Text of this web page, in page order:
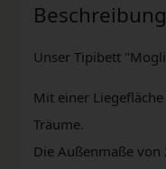
Beschreibung
Unser Tipibett
Mit einer
Träume.
Die Außenmaße